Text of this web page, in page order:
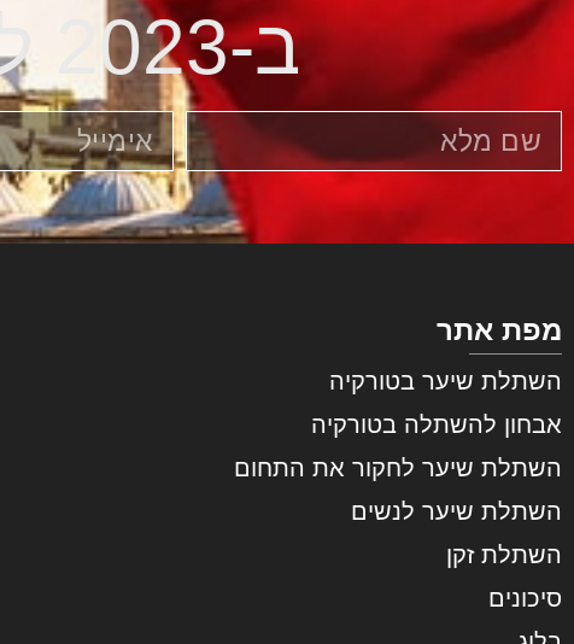
ב-2023 להיות קירח זה
מפת אתר
השתלת שיער בטורקיה
אבחון להשתלה בטורקיה
השתלת שיער לחקור את התחום
השתלת שיער לנשים
השתלת זקן
סיכונים